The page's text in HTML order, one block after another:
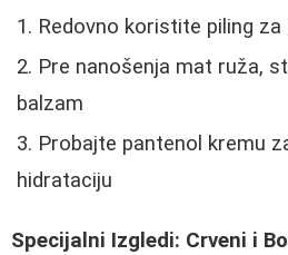
Redovno koristite piling
Pre nanošenja mat ruža,
balzam
Probajte pantenol kremu
hidrataciju
Specijalni Izgledi: Crveni i